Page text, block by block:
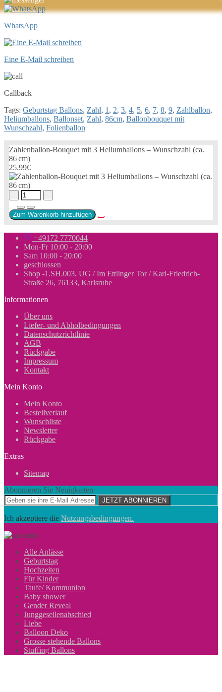
WhatsApp
Eine E-Mail schreiben
Callback
Tags: Geburtstag Ballons, Zahl, 1 , 2, 3, 4, 5, 6, 7, 8, 9, Zahlballon,
Heliumballons, Ballonset, Zahl, 86cm, Ballonbouquet mit
Wunschzahl, Folienballon
Zahlenballon-Bouquet mit 3 Heliumballons – Wunschzahl (ca.
86 cm)
25.99€
Zum Warenkorb hinzufügen
+49172 7770044
Mon-Fr 10:00 - 20:00
Sam 10:00 - 20:00
geschlossen
Shop -1.SH.003, UG / Im Ettlinger Tor / Karl-Friedrich-
Straße 26, 76133, Karlsruhe
Informationen
Über uns
Liefer- und Abholbedingungen
Datenschutzrichtlinie
AGB
Rückgabe
Impressum
Kontakt
Mein Konto
Mein Konto
Bestellverlauf
Wunschliste
Newsletter
Rückgabe
Extras
Sitemap
Abonnieren Sie Neuigkeiten
JETZT ABONNIEREN
Ich akzeptiere die Nutzungsbedingungen.
Alle Anlässe
Geburtstag
Hochzeiten
Für Kinder
Taufe/ Kommunion
Baby shower
Gender Reveal
Junggesellenabschied
Liebe
Balloon Deko
Grosse stehende Ballons
Stuffing Ballons